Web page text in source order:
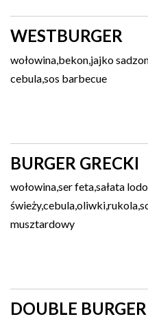
WESTBURGER
wołowina,bekon,jajko
cebula,sos barbecue
BURGER GRECKI
wołowina,ser feta,sałata
musztardowy
DOUBLE BURGER